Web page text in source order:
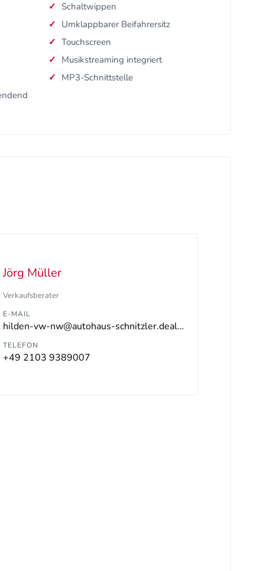
Schaltwippen
Umklappbarer Beifahrersitz
Touchscreen
Musikstreaming integriert
MP3-Schnittstelle
Jörg Müller
Verkaufsberater
E-MAIL
hilden-vw-nw@autohaus-schnitzler.dealerdesk.de
TELEFON
+49 2103 9389007